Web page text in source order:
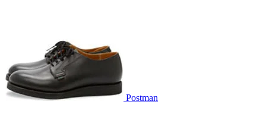
Postman